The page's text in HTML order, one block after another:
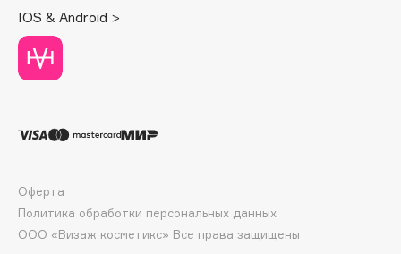
Deonica
Dessange
Dior
DP Daily Perfection
Dr. Vranjes Firenze
IOS & Android >
ООО «Визаж косметикс» Все права защищены
Оферта
Политика обработки персональных данных